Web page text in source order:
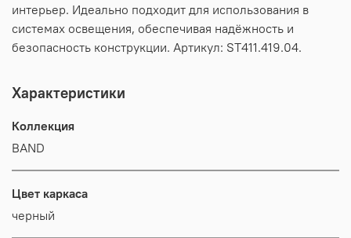
интерьер. Идеально подходит для использования в
системах освещения, обеспечивая надёжность и
безопасность конструкции. Артикул: ST411.419.04.
Характеристики
Коллекция
BAND
Цвет каркаса
черный